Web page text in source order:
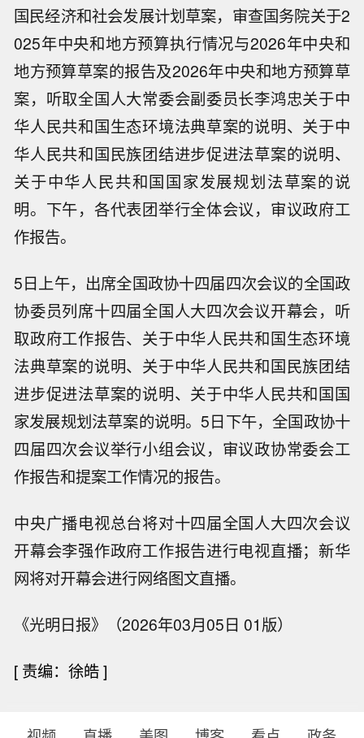
国民经济和社会发展计划草案，审查国务院关于2
025年中央和地方预算执行情况与2026年中央和
地方预算草案的报告及2026年中央和地方预算草
案，听取全国人大常委会副委员长李鸿忠关于中
华人民共和国生态环境法典草案的说明、关于中
华人民共和国民族团结进步促进法草案的说明、
关于中华人民共和国国家发展规划法草案的说
明。下午，各代表团举行全体会议，审议政府工
作报告。
5日上午，出席全国政协十四届四次会议的全国政
协委员列席十四届全国人大四次会议开幕会，听
取政府工作报告、关于中华人民共和国生态环境
法典草案的说明、关于中华人民共和国民族团结
进步促进法草案的说明、关于中华人民共和国国
家发展规划法草案的说明。5日下午，全国政协十
四届四次会议举行小组会议，审议政协常委会工
作报告和提案工作情况的报告。
中央广播电视总台将对十四届全国人大四次会议
开幕会李强作政府工作报告进行电视直播；新华
网将对开幕会进行网络图文直播。
《光明日报》（2026年03月05日 01版）
[ 责编：徐皓]